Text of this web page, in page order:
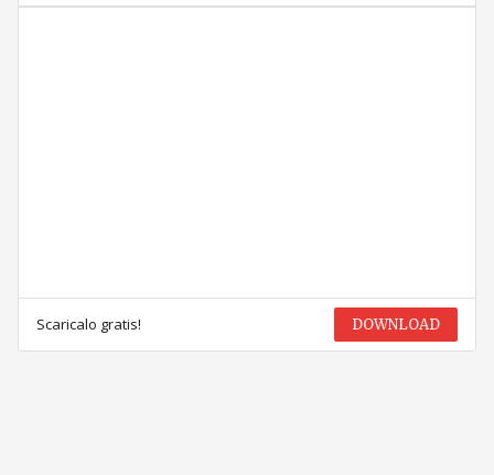
Scaricalo gratis! DOWNLOAD